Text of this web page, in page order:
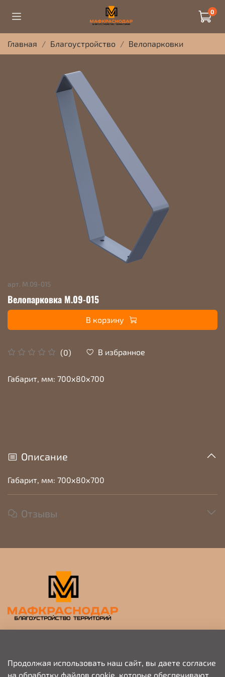
0
Главная Благоустройство Велопарковки
арт. М.09-015
Велопарковка М.09-015
(0) В избранное
В корзину
Габарит, мм: 700х80х700
Описание
Габарит, мм: 700х80х700
Отзывы
Продолжая использовать наш сайт, вы даете согласие
на обработку файлов cookie, которые обеспечивают